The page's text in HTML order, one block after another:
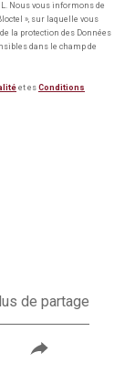
Nous vous informons de
», sur laquelle vous
la protection des Données
dans le champ de
et es Conditions
de partage